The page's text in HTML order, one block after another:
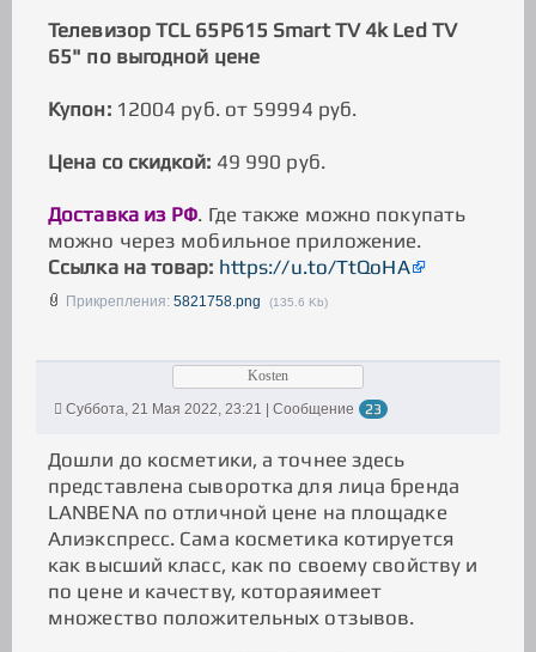
Телевизор TCL 65P615 Smart TV 4k Led TV
65" по выгодной цене
Купон:12004 руб. от 59994 руб.
Цена со скидкой: 49 990 руб.
Доставка из РФ. Где также можно покупать
можно через мобильное приложение.
Ссылка на товар: https://u.to/TtQoHA
Прикрепления: 5821758.png (135.6 Kb)
Kosten
Суббота, 21 Мая 2022, 23:21 | Сообщение
23
Дошли до косметики, а точнее здесь
представлена сыворотка для лица бренда
LANBENA по отличной цене на площадке
Алиэкспресс. Сама косметика котируется
как высший класс, как по своему свойству и
по цене и качеству, котораяимеет
множество положительных отзывов.